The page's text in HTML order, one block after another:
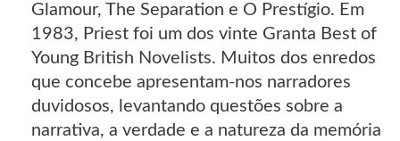
Glamour, The Separation e O Prestígio. Em
1983, Priest foi um dos vinte Granta Best of
Young British Novelists. Muitos dos enredos
que concebe apresentam-nos narradores
duvidosos, levantando questões sobre a
narrativa, a verdade e a natureza da memória